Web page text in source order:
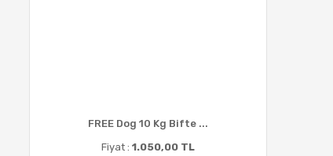
FREE Dog 10 Kg Bifte ...
Fiyat : 1.050,00 TL